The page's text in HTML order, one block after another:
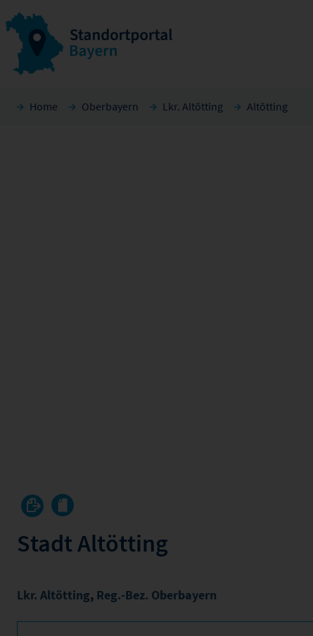
Home Oberbayern Lkr. Altötting Altötting
Stadt Altötting
Lkr. Altötting, Reg.-Bez. Oberbayern